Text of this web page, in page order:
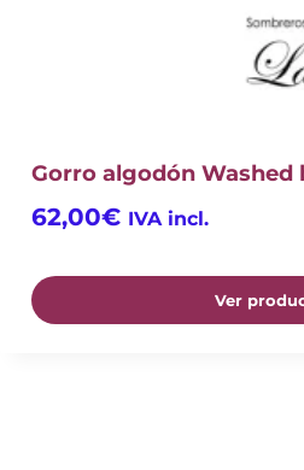
Gorro algodón Washed
62,00€ IVA incl.
Ver